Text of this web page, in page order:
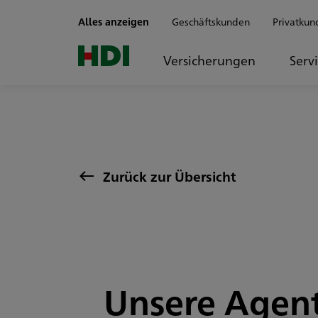
Alles anzeigen Geschäftskunden
Versicherungen
Zurück zur Übersicht
Unsere